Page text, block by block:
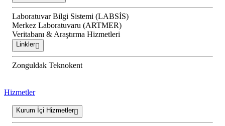
Laboratuvar Bilgi Sistemi (LABSİS)
Merkez Laboratuvaru (ARTMER)
Veritabanı & Araştırma Hizmetleri
Linkler
Zonguldak Teknokent
Hizmetler
Kurum İçi Hizmetler